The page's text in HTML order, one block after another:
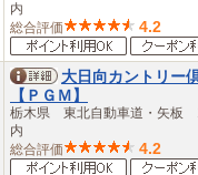
内
総合評価
4.2
大日向カントリー
【ＰＧＭ】
栃木県 東北自動車道・矢板
内
総合評価
4.2